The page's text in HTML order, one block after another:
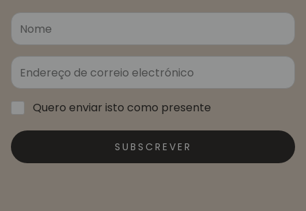
Quero enviar isto como presente
SUBSCREVER